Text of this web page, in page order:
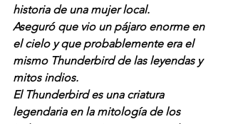
historia de una mujer local.
Aseguró que vio un pájaro enorme en
el cielo y que probablemente era el
mismo Thunderbird de las leyendas y
mitos indios.
El Thunderbird es una criatura
legendaria en la mitología de los